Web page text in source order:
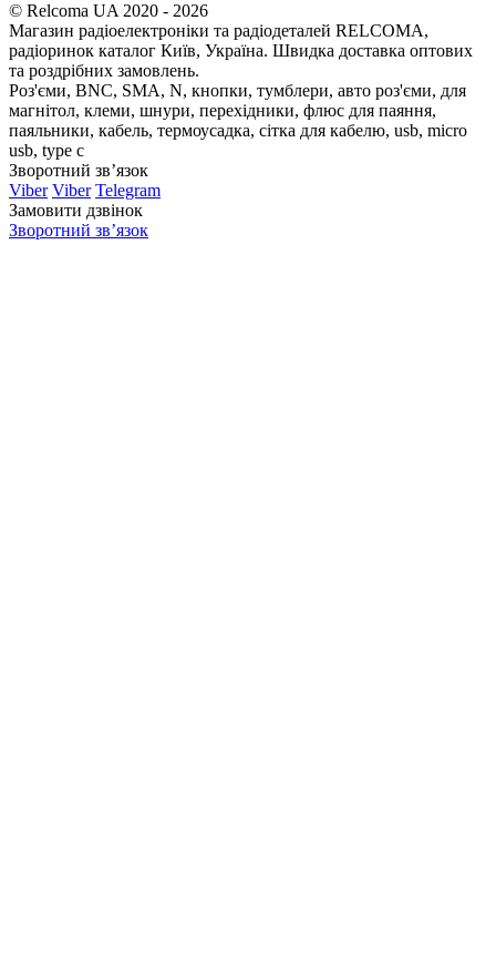
© Relcoma UA 2020 - 2026
Магазин радіоелектроніки та радіодеталей RELCOMA,
радіоринок каталог Київ, Україна. Швидка доставка оптових
та роздрібних замовлень.
Роз'єми, BNC, SMA, N, кнопки, тумблери, авто роз'єми, для
магнітол, клеми, шнури, перехідники, флюс для паяння,
паяльники, кабель, термоусадка, сітка для кабелю, usb, micro
usb, type c
Зворотний зв’язок
Viber Viber Telegram
Замовити дзвінок
Зворотний зв’язок